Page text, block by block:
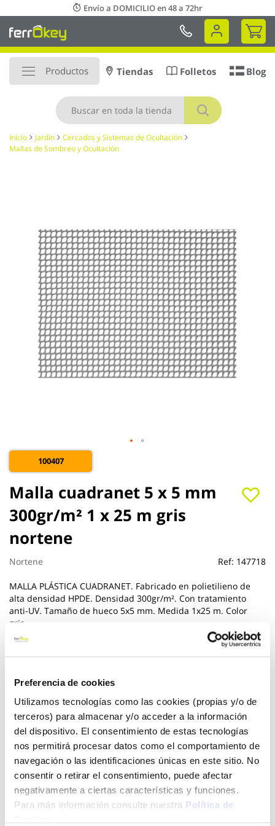
Preferencia de cookies
Utilizamos tecnologías como las cookies (propias y/o de
terceros) para almacenar y/o acceder a la información
del dispositivo. El consentimiento de estas tecnologías
nos permitirá procesar datos como el comportamiento de
navegación o las identificaciones únicas en este sitio. No
consentir o retirar el consentimiento, puede afectar
negativamente a ciertas características y funciones.
Para más información consulte nuestra Política de
al
contenido
Envío a DOMICILIO en 48 a 72hr
Mi
Productos
Buscar
Tiendas Folletos Blog
Inicio Jardin
Cercados y Sistemas de Ocultación
Mallas de Sombreo y Ocultación
100407
Malla cuadranet 5 x 5 mm
300gr/m² 1 x 25 m gris
nortene
Nortene Ref: 147718
MALLA PLÁSTICA CUADRANET. Fabricado en polietilieno de
alta densidad HPDE. Densidad 300gr/m². Con tratamiento
anti-UV. Tamaño de hueco 5x5 mm. Medida 1x25 m. Color
gris.
Ver más
Añadir al carrito
Click&Collect - Recogida gratis
Envío a domicilio:
5 días hábiles
imágenes
Saltar
al
de
galería
imágenes